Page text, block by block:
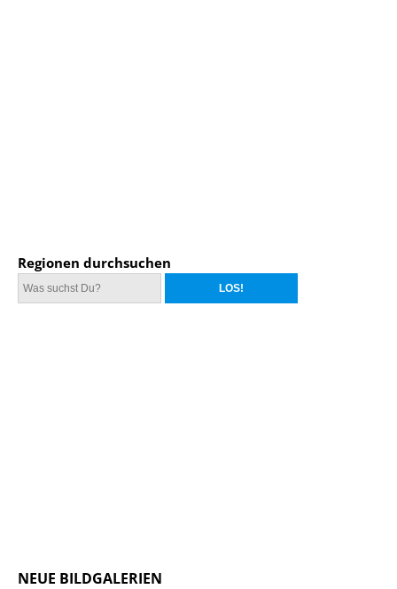
Regionen durchsuchen
NEUE BILDGALERIEN